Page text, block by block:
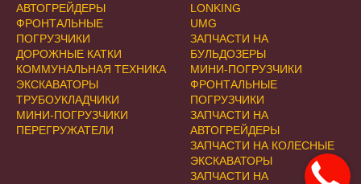
АВТОГРЕЙДЕРЫ
ФРОНТАЛЬНЫЕ
ПОГРУЗЧИКИ
ДОРОЖНЫЕ КАТКИ
КОММУНАЛЬНАЯ ТЕХНИКА
ЭКСКАВАТОРЫ
ТРУБОУКЛАДЧИКИ
МИНИ-ПОГРУЗЧИКИ
ПЕРЕГРУЖАТЕЛИ
LONKING
UMG
ЗАПЧАСТИ НА
БУЛЬДОЗЕРЫ
МИНИ-ПОГРУЗЧИКИ
ФРОНТАЛЬНЫЕ
ПОГРУЗЧИКИ
ЗАПЧАСТИ НА
АВТОГРЕЙДЕРЫ
ЗАПЧАСТИ НА КОЛЕСНЫЕ
ЭКСКАВАТОРЫ
ЗАПЧАСТИ НА